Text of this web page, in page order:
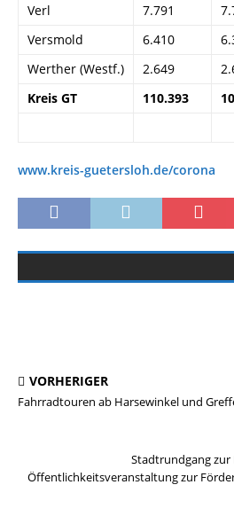
Verl
7.791
Versmold
6.410
Werther (Westf.)
2.649
Kreis GT
110.393
www.kreis-guetersloh.de/corona
GÜTERSLOH
KREIS GT
GÜTERSLOH
HARSEWINKEL
HARSEWINKEL
HARSEWINKEL
HARSEWINKEL
HARSEWINKEL
KREIS GT
HARSEWINKEL
GÜTERSLOH
VERBRAUCHERTIPPS
KREIS GT
GÜTERSLOH
VERSMOLD
GÜTERSLOH
GÜTERSLOH
MARIENFELD
GÜTERSLOH
HERZEBROCK-CLARHOLZ
HARSEWINKEL
GREFFEN
HERZEBROCK-CLARHOLZ
HARSEWINKEL
MARIENFELD
VERSMOLD
MARIENFELD
HARSEWINKEL
HARSEWINKEL
HARSEWINKEL
HARSEWINKEL
VERBRAUCHERTIPPS
MARIENFELD
GÜTERSLOH
HARSEWINKEL
HARSEWINKEL
HARSEWINKEL
MARIENFELD
MARIENFELD
HARSEWINKEL
HARSEWINKEL
HARSEWINKEL
KREIS GT
HARSEWINKEL
KREIS GT
HERZEBROCK-CLARHOLZ
HARSEWINKEL
WERBUNG
HARSEWINKEL
HARSEWINKEL
VORHERIGER
Fahrradtouren ab Harsewinkel und
Stadtrundgang
Öffentlichkeitsveranstaltung zur